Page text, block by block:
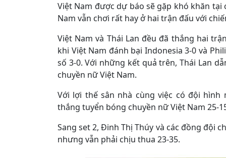
Việt Nam được dự báo sẽ gặp khó khăn tại
Nam vẫn chơi rất hay ở hai trận đấu với
Việt Nam và Thái Lan đều đã thắng hai
khi Việt Nam đánh bại Indonesia 3-0 và
số 3-0. Với những kết quả trên, Thái Lan
chuyền nữ Việt Nam.
Với lợi thế sân nhà cùng việc có đội
thắng tuyển bóng chuyền nữ Việt Nam 25-
Sang set 2, Đinh Thị Thúy và các đồng đội
nhưng vẫn phải chịu thua 23-35.